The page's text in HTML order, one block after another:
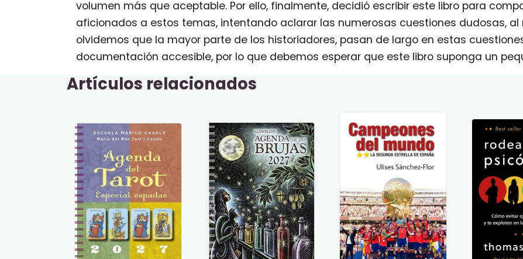
volumen más que aceptable. Por ello, finalmente, decidió escribir este libro para
aficionados a estos temas, intentando aclarar las numerosas cuestiones dudosas, al
olvidemos que la mayor parte de los historiadores, pasan de largo en estas
documentación accesible, por lo que debemos esperar que este libro suponga un
Artículos relacionados